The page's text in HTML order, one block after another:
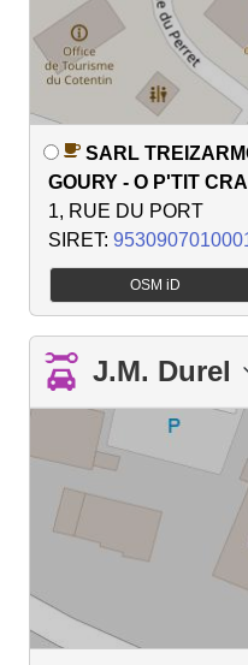
SARL
GOURY - O P'TIT
1, RUE DU PORT
SIRET:
OSM iD
J.M. Durel